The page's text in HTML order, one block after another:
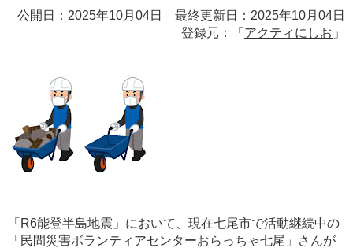
公開日：2025年10月04日 最終更新日：2025年10月04日
登録元：「 アクティにしお 」
「R6能登半島地震」において、現在七尾市で活動継続中の
「民間災害ボランティアセンターおらっちゃ七尾」さんが